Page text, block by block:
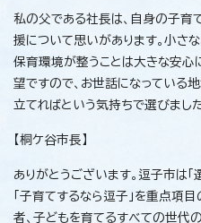
私の父である社長は、自身の子育
援について思いがあります。小さ
保育環境が整うことは大きな安心
望ですので、お世話になっている
立てればという気持ちで選びました
【桐ケ谷市長】
ありがとうございます。逗子市は「
「子育てするなら逗子」を重点項
者、子どもを育てるすべての世代